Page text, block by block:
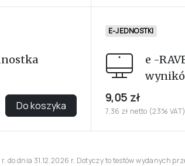
Do koszyka
E-JEDNOSTKI
e -
9,05 zł
7,36 zł netto (23% VAT)
do dnia 31.12.2026 r. Dotyczy to testów wydanych